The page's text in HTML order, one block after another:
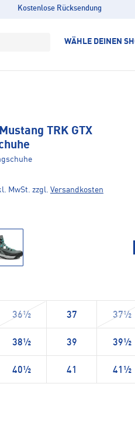
Kostenlose Rücksendung
WÄHLE DEINEN
Mustang TRK GTX
MwSt. zzgl. Versandkosten
36½ 37 37½
38½ 39 39½
40½ 41 41½